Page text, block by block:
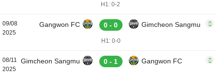
H1: 0-2
09/08
2025
Gangwon FC 0 - 0 Gimcheon Sangmu
H1: 0-0
08/11
2025
Gimcheon Sangmu 0 - 1 Gangwon FC